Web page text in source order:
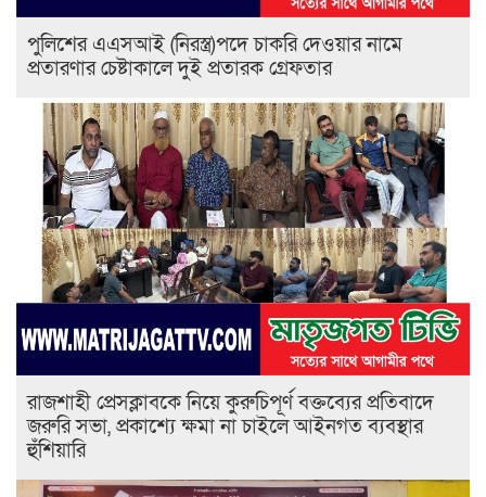
পুলিশের এএসআই (নিরস্ত্র)পদে চাকরি দেওয়ার নামে
প্রতারণার চেষ্টাকালে দুই প্রতারক গ্রেফতার
রাজশাহী প্রেসক্লাবকে নিয়ে কুরুচিপূর্ণ বক্তব্যের প্রতিবাদে
জরুরি সভা, প্রকাশ্যে ক্ষমা না চাইলে আইনগত ব্যবস্থার
হুঁশিয়ারি